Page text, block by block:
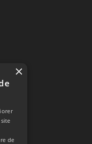
de
×